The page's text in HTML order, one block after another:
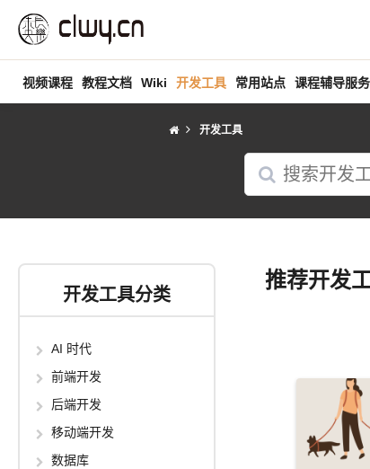
视频课程 教程文档 Wiki 开发工具 常用站点 课程辅导服务
开发工具
开发工具分类
AI 时代
前端开发
后端开发
移动端开发
数据库
推荐开发